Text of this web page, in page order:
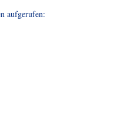
aufgerufen: